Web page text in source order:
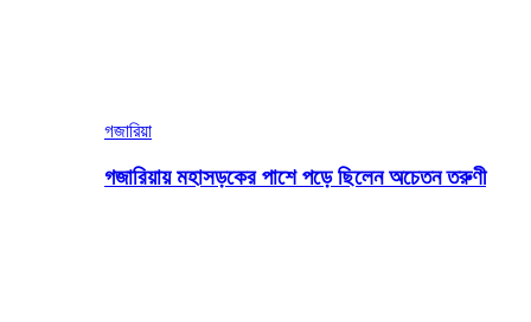
গজারিয়া
গজারিয়ায় মহাসড়কের পাশে পড়ে ছিলেন অচেতন তরুণী